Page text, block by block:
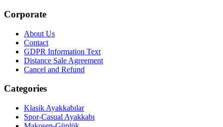
Corporate
About Us
Contact
GDPR Information Text
Distance Sale Agreement
Cancel and Refund
Categories
Klasik Ayakkabılar
Spor-Casual Ayakkabı